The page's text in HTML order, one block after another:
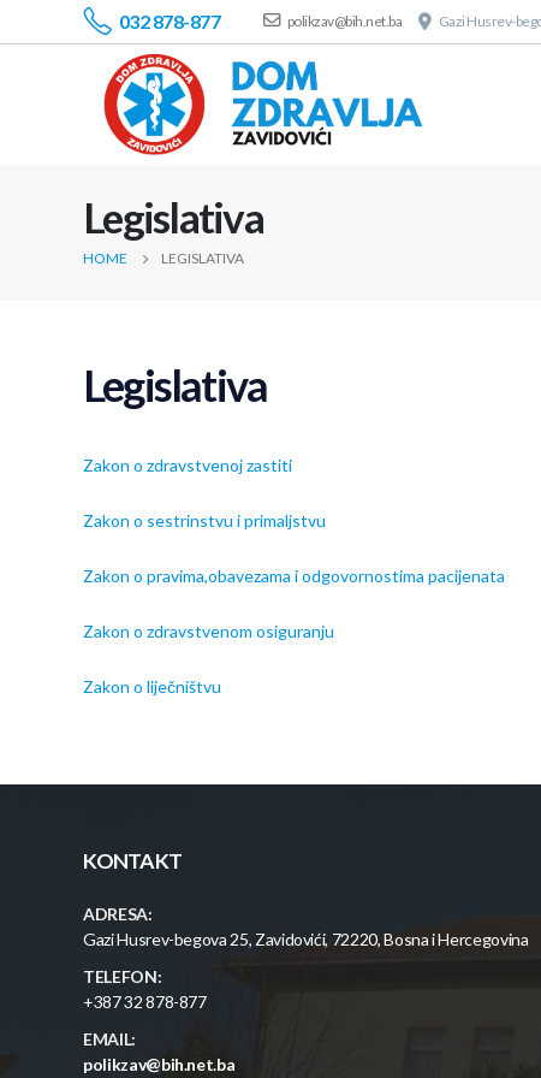
032 878-877 polikzav@bih.net.ba Gazi Husrev-
Legislativa
HOME LEGISLATIVA
Legislativa
Zakon o zdravstvenoj zastiti
Zakon o sestrinstvu i primaljstvu
Zakon o pravima,obavezama i odgovornostima pacijenata
Zakon o zdravstvenom osiguranju
Zakon o liječništvu
KONTAKT
ADRESA:
Gazi Husrev-begova 25, Zavidovići, 72220, Bosna i Hercegovina
TELEFON:
+387 32 878-877
EMAIL:
polikzav@bih.net.ba